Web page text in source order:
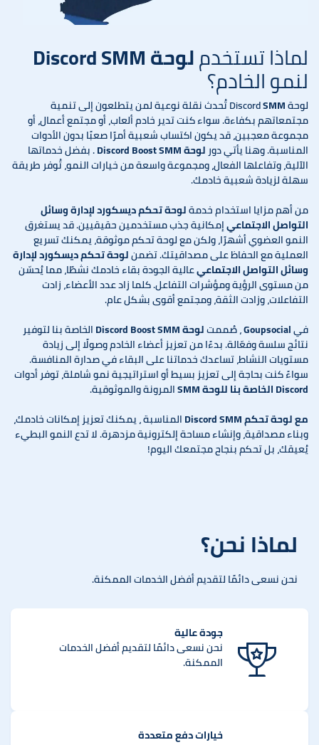
لماذا تستخدملوحة Discord SMM
لنمو الخادم؟
لوحة DiscordSMM
تُحدث نقلة نوعية لمن يتطلعون إلى تنمية
مجتمعاتهم بكفاءة. سواء كنت تدير خادم ألعاب، أو مجتمع أعمال، أو
مجموعة معجبين، قد يكون اكتساب شعبية أمرًا صعبًا بدون الأدوات
المناسبة. وهنا يأتي دور لوحة Discord Boost SMM
. بفضل خدماتها
الآلية، وتفاعلها الفعال، ومجموعة واسعة من خيارات النمو، تُوفر طريقة
سهلة لزيادة شعبية خادمك.
من أهم مزايا استخدام خدمةلوحة تحكم ديسكورد لإدارة وسائل
التواصل الاجتماعيإمكانية جذب مستخدمين حقيقيين. قد يستغرق
النمو العضوي أشهرًا، ولكن مع لوحة تحكم موثوقة، يمكنك تسريع
العملية مع الحفاظ على مصداقيتك. تضمنلوحة تحكم ديسكورد لإدارة
وسائل التواصل الاجتماعيعالية الجودة بقاء خادمك نشطًا، مما يُحسّن
من مستوى الرؤية ومؤشرات التفاعل. كلما زاد عدد الأعضاء، زادت
التفاعلات، وزادت الثقة، ومجتمع أقوى بشكل عام.
فيGoupsocial، صُممتلوحة Discord Boost SMM
الخاصة بنا لتوفير
نتائج سلسة وفعّالة. بدءًا من تعزيز أعضاء الخادم وصولًا إلى زيادة
مستويات النشاط، تساعدك خدماتنا على البقاء في صدارة المنافسة.
سواءً كنت بحاجة إلى تعزيز بسيط أو استراتيجية نمو شاملة، توفر أدوات
Discord الخاصة بنا للوحة SMM
المرونة والموثوقية.
مع لوحة تحكم Discord SMM
المناسبة ، يمكنك تعزيز إمكانات خادمك،
وبناء مصداقية، وإنشاء مساحة إلكترونية مزدهرة. لا تدع النمو البطيء
يُعيقك، بل تحكم بنجاح مجتمعك اليوم!
لماذا نحن؟
نحن نسعى دائمًا لتقديم أفضل الخدمات الممكنة.
جودة عالية
نحن نسعى دائمًا لتقديم أفضل الخدمات
الممكنة.
خيارات دفع متعددة